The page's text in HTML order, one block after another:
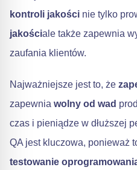
kontroli jakości nie tylko
jakościale także zapewnia
zaufania klientów.
Najważniejsze jest to, że
zapewnia wolny od wad
czas i pieniądze w dłuższej
QA jest kluczowa, ponieważ
testowanie